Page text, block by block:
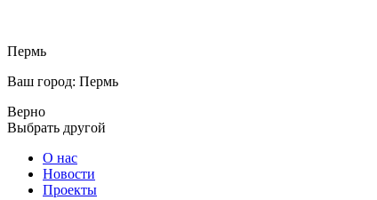
Пермь
Ваш город: Пермь
Верно
Выбрать другой
О нас
Новости
Проекты